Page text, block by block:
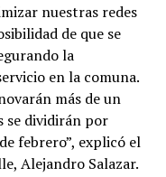
nuestras redes
de que se
la
en la comuna.
más de un
se dividirán por
febrero”, explicó el
Alejandro Salazar.